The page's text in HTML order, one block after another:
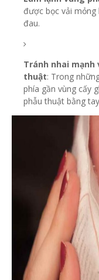
được bọc vải mỏng
đau.
Tránh nhai
thuật: Trong
phía gần vùng cấy
phẫu thuật bằng